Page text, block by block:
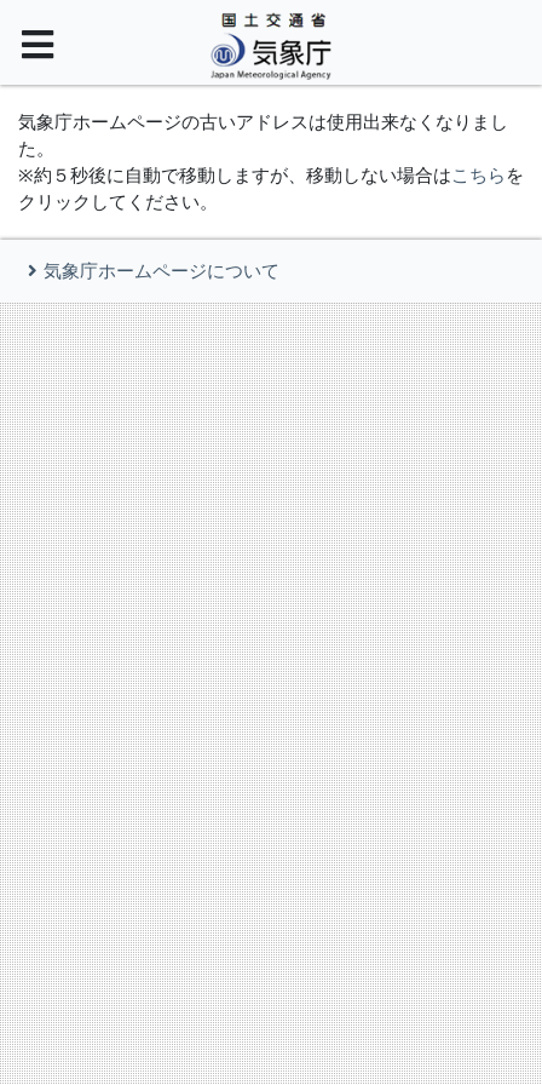
気象庁ホームページの古いアドレスは使用出来なくなりまし
た。
※約５秒後に自動で移動しますが、移動しない場合はこちら を
クリックしてください。
気象庁ホームページについて